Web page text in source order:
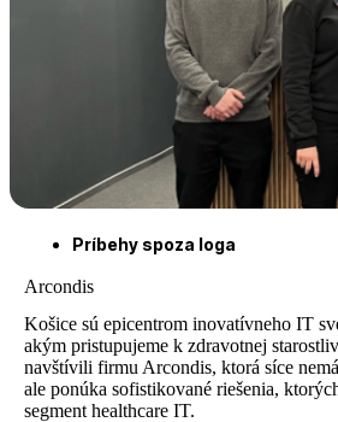
Príbehy spoza loga
Arcondis
Košice sú epicentrom inovatívneho IT
akým pristupujeme k zdravotnej
navštívili firmu Arcondis, ktorá síce
ale ponúka sofistikované riešenia,
segment healthcare IT.